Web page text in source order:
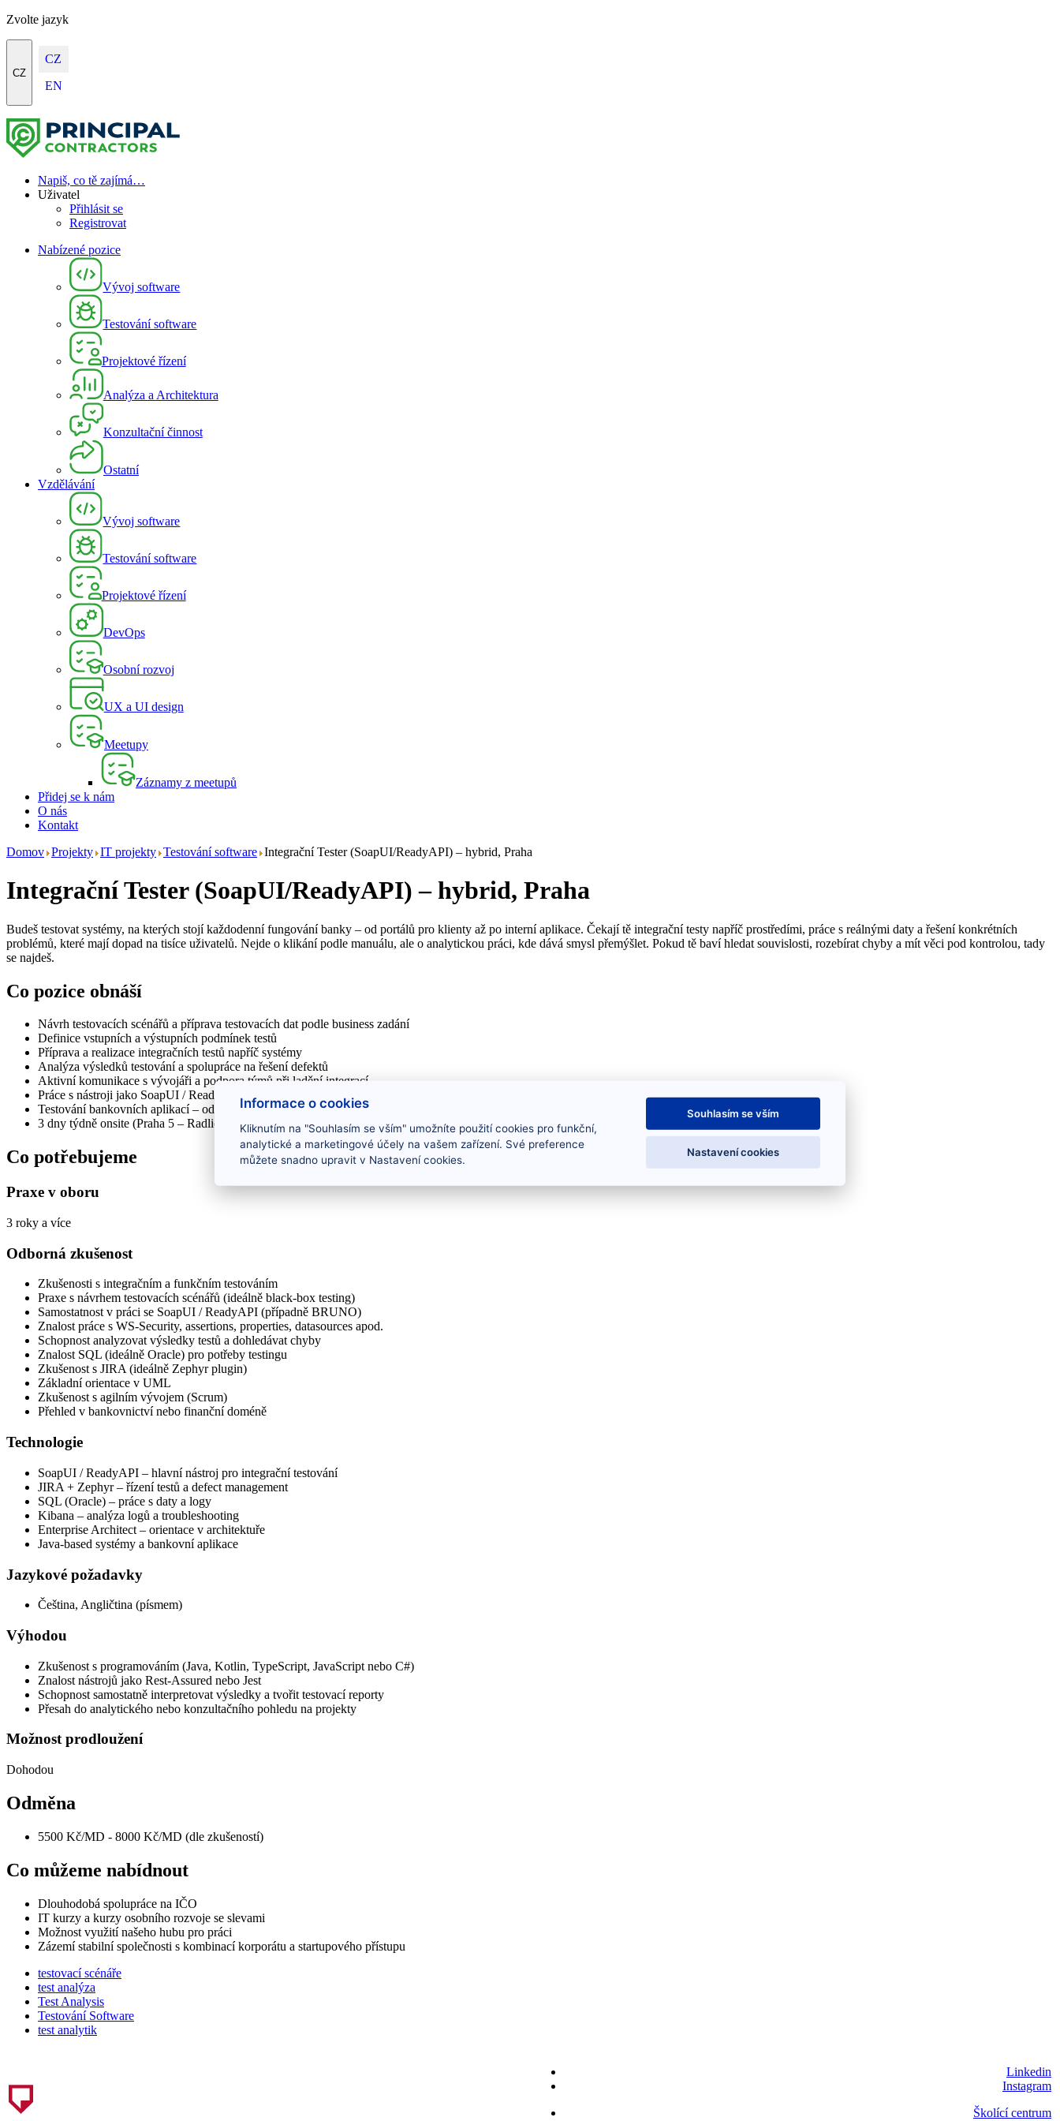
Zvolte jazyk
CZ
CZ
EN
Napiš, co tě zajímá…
Uživatel
Přihlásit se
Registrovat
Nabízené pozice
Vývoj software
Testování software
Projektové řízení
Analýza a Architektura
Konzultační činnost
Ostatní
Vzdělávání
Vývoj software
Testování software
Projektové řízení
DevOps
Osobní rozvoj
UX a UI design
Meetupy
Záznamy z meetupů
Přidej se k nám
O nás
Kontakt
Domov Projekty IT projekty Testování software Integrační Tester (SoapUI/ReadyAPI) – hybrid, Praha
Integrační Tester (SoapUI/ReadyAPI) – hybrid, Praha
Budeš testovat systémy, na kterých stojí každodenní fungování banky – od portálů pro klienty až po interní aplikace. Čekají tě integrační testy napříč prostředími, práce s reálnými daty a řešení konkrétních
problémů, které mají dopad na tisíce uživatelů. Nejde o klikání podle manuálu, ale o analytickou práci, kde dává smysl přemýšlet. Pokud tě baví hledat souvislosti, rozebírat chyby a mít věci pod kontrolou, tady
se najdeš.
Co pozice obnáší
Návrh testovacích scénářů a příprava testovacích dat podle business zadání
Definice vstupních a výstupních podmínek testů
Příprava a realizace integračních testů napříč systémy
Analýza výsledků testování a spolupráce na řešení defektů
Aktivní komunikace s vývojáři a podpora týmů při ladění integrací
Práce s nástroji jako SoapUI / ReadyAPI, JIRA, Kibana nebo Enterprise Architect
Testování bankovních aplikací – od klientských portálů po interní systémy
3 dny týdně onsite (Praha 5 – Radlická), zbytek remote
Co potřebujeme
Praxe v oboru
3 roky a více
Odborná zkušenost
Zkušenosti s integračním a funkčním testováním
Praxe s návrhem testovacích scénářů (ideálně black-box testing)
Samostatnost v práci se SoapUI / ReadyAPI (případně BRUNO)
Znalost práce s WS-Security, assertions, properties, datasources apod.
Schopnost analyzovat výsledky testů a dohledávat chyby
Znalost SQL (ideálně Oracle) pro potřeby testingu
Zkušenost s JIRA (ideálně Zephyr plugin)
Základní orientace v UML
Zkušenost s agilním vývojem (Scrum)
Přehled v bankovnictví nebo finanční doméně
Technologie
SoapUI / ReadyAPI – hlavní nástroj pro integrační testování
JIRA + Zephyr – řízení testů a defect management
SQL (Oracle) – práce s daty a logy
Kibana – analýza logů a troubleshooting
Enterprise Architect – orientace v architektuře
Java-based systémy a bankovní aplikace
Jazykové požadavky
Čeština, Angličtina (písmem)
Výhodou
Zkušenost s programováním (Java, Kotlin, TypeScript, JavaScript nebo C#)
Znalost nástrojů jako Rest-Assured nebo Jest
Schopnost samostatně interpretovat výsledky a tvořit testovací reporty
Přesah do analytického nebo konzultačního pohledu na projekty
Možnost prodloužení
Dohodou
Odměna
5500 Kč/MD - 8000 Kč/MD (dle zkušeností)
Co můžeme nabídnout
Dlouhodobá spolupráce na IČO
IT kurzy a kurzy osobního rozvoje se slevami
Možnost využití našeho hubu pro práci
Zázemí stabilní společnosti s kombinací korporátu a startupového přístupu
testovací scénáře
test analýza
Test Analysis
Testování Software
test analytik
Linkedin
Instagram
Školící centrum
Informace o cookies
Kliknutím na "Souhlasím se vším" umožníte použití cookies pro funkční,
analytické a marketingové účely na vašem zařízení. Své preference
můžete snadno upravit v Nastavení cookies.
Souhlasím se vším
Nastavení cookies